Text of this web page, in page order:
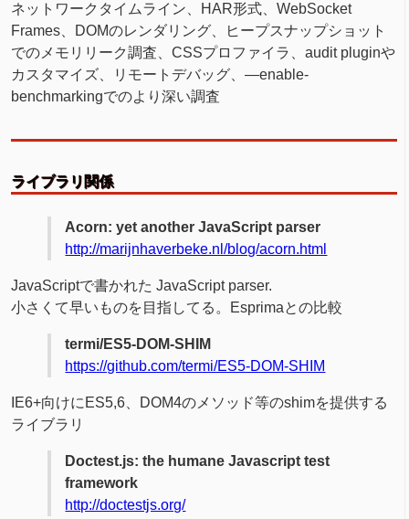
ネットワークタイムライン、HAR形式、WebSocket
Frames、DOMのレンダリング、ヒープスナップショット
でのメモリリーク調査、CSSプロファイラ、audit pluginや
カスタマイズ、リモートデバッグ、—enable-
benchmarkingでのより深い調査
ライブラリ関係
Acorn: yet another JavaScript parser
http://marijnhaverbeke.nl/blog/acorn.html
JavaScriptで書かれた JavaScript parser.
小さくて早いものを目指してる。Esprimaとの比較
termi/ES5-DOM-SHIM
https://github.com/termi/ES5-DOM-SHIM
IE6+向けにES5,6、DOM4のメソッド等のshimを提供する
ライブラリ
Doctest.js: the humane Javascript test
framework
http://doctestjs.org/